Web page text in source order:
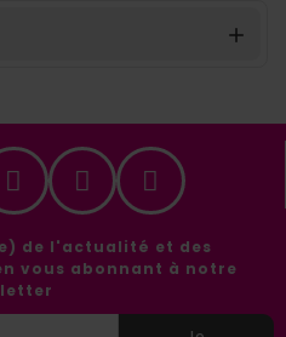

de l'actualité et des
vous abonnant à notre